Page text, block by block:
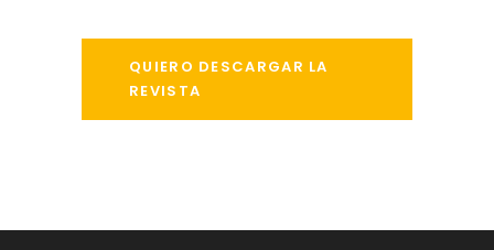
QUIERO DESCARGAR LA
REVISTA